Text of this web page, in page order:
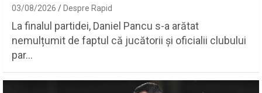
03/08/2026 Despre Rapid
La finalul partidei, Daniel Pancu s-a arătat
nemulțumit de faptul că jucătorii și oficialii clubului
par…